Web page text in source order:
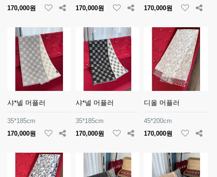
170,000원
170,000원
170,000원
샤*넬 머플러
35*185cm
170,000원
샤*넬 머플러
35*185cm
170,000원
디올 머플러
45*200cm
170,000원